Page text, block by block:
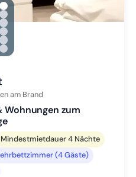
gallery.slide_selector
Zu Slide 1 wechseln
Zu Slide 2 wechseln
Zu Slide 3 wechseln
Zu Slide 4 wechseln
Zu Slide 5 wechseln
Zu Slide 6 wechseln
am Brand
Wohnungen zum
Mindestmietdauer 4 Nächte
(4 Gäste)